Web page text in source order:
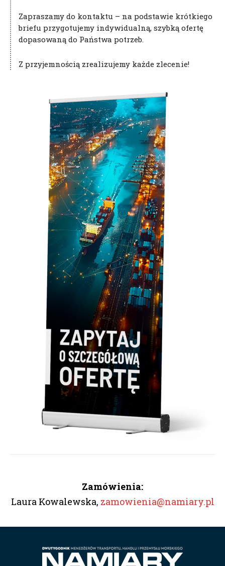
Zapraszamy do kontaktu – na podstawie krótkiego
briefu przygotujemy indywidualną, szybką ofertę
dopasowaną do Państwa potrzeb.
Z przyjemnością zrealizujemy każde zlecenie!
Zamówienia:
Laura Kowalewska, zamowienia@namiary.pl
odbywało po dniu 25 maja 2018 roku.
Jakich danych dotyczy zgoda?
Zgoda dotyczy danych, które są zbierane w ramach
serwisów oraz innych funkcjonalności strony
Kto administruje twoje dane?
Administratorem twoich danych będzie wydawca
dwutygodnika Namiary na Morze i Handel, firma
Namiary Sp. z o.o., którego szczegółowe dane
znajdziesztutajoraz zaufani partnerzy wydawcy.
W związku z powyższym zgadzam się na
profilowanie i przetwarzanie moich danych
osobowych w celach marketingowych,
analitycznych, które są zbierane w ramach
korzystania przeze mnie ze stron internetowych,
serwisów i innych funkcjonalności strony
www.namiary.pl, w tym zapisywanych w plikach
cookies przez wydawcę Namiary Sp. z o.o. i
Zaufanych Partnerów również po rozpoczęciu
obowiązywania RODO czyli od 25 maja 2018 roku.
Wyrażenie tej zgody jest dobrowolne i możesz ją
wycofać w dowolnym momencie. Wycofanie zgody
nie będzie miało wpływu na zgodność z prawem
przetwarzania na podstawie zgody, przed jej
wycofaniem.